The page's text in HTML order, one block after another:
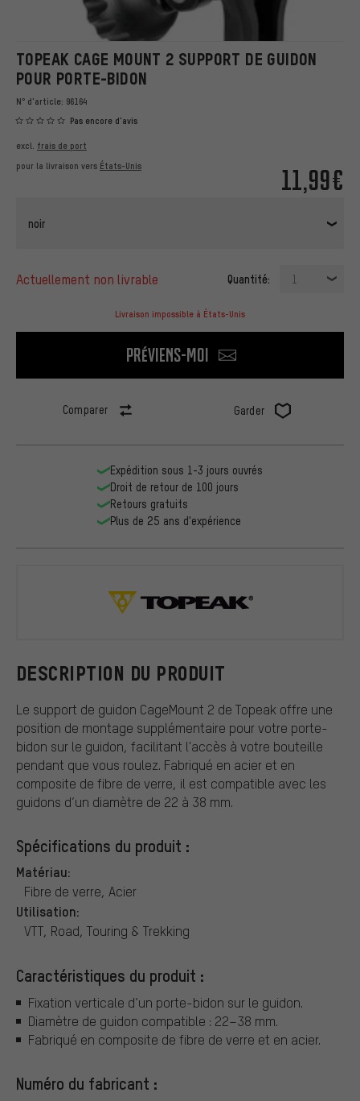
TOPEAK CAGE MOUNT 2 SUPPORT DE GUIDON
POUR PORTE-BIDON
N° d'article: 96164
Pas encore d'avis
11,99€
excl. frais de port
pour la livraison vers États-Unis
noir
actuellement non livrable Quantité: 1
Livraison impossible à États-Unis
Préviens-moi
Comparer Garder
DESCRIPTION DU PRODUIT
Le support de guidon CageMount 2 de Topeak offre une
position de montage supplémentaire pour votre porte-
bidon sur le guidon, facilitant l'accès à votre bouteille
pendant que vous roulez. Fabriqué en acier et en
composite de fibre de verre, il est compatible avec les
guidons d’un diamètre de 22 à 38 mm.
Spécifications du produit :
Matériau:
Fibre de verre, Acier
Utilisation:
VTT, Road, Touring & Trekking
Caractéristiques du produit :
Fixation verticale d’un porte-bidon sur le guidon.
Diamètre de guidon compatible : 22–38 mm.
Fabriqué en composite de fibre de verre et en acier.
Numéro du fabricant :
Expédition sous 1-3 jours ouvrés
Droit de retour de 100 jours
Retours gratuits
Plus de 25 ans d'expérience